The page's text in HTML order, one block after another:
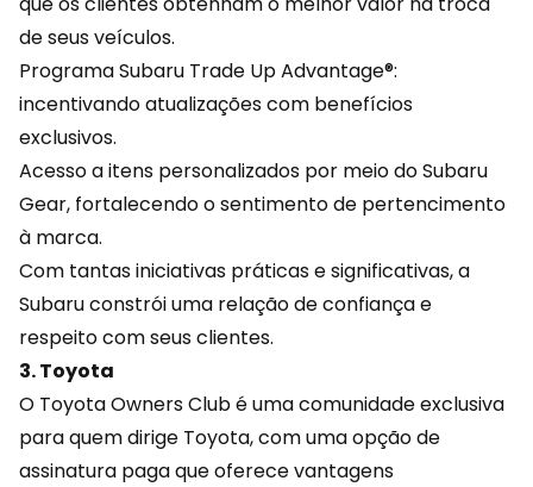
de seus veículos.
Programa Subaru Trade Up Advantage®:
incentivando atualizações com benefícios
exclusivos.
Acesso a itens personalizados por meio do Subaru
Gear, fortalecendo o sentimento de pertencimento
à marca.
Com tantas iniciativas práticas e significativas, a
Subaru constrói uma relação de confiança e
respeito com seus clientes.
3. Toyota
O Toyota Owners Club é uma comunidade exclusiva
para quem dirige Toyota, com uma opção de
assinatura paga que oferece vantagens